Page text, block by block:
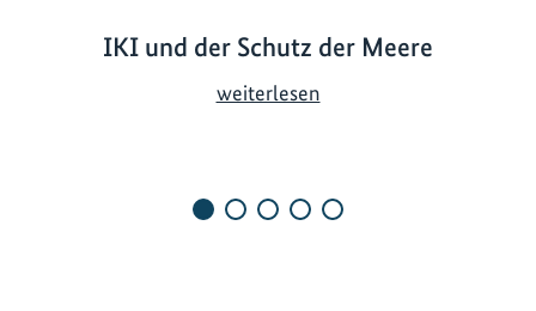
IKI und der Schutz der Meere
weiterlesenI
n